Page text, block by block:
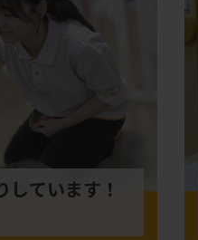
ています！